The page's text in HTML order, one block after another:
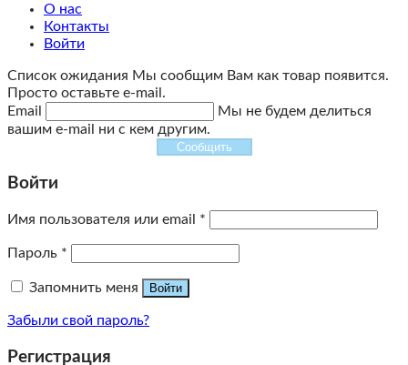
О нас
Контакты
Войти
Список ожидания Мы сообщим Вам как товар появится.
Просто оставьте e-mail.
Email
Мы не будем делиться
вашим e-mail ни с кем другим.
Сообщить
Войти
Имя пользователя или email *
Пароль *
Запомнить меня Войти
Забыли свой пароль?
Регистрация